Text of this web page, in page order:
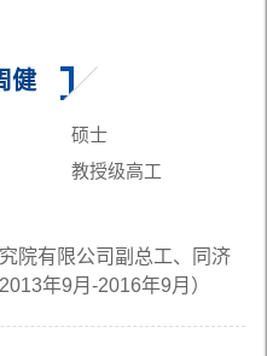
健
硕士
教授级高工
院有限公司副总工、同济
年9月-2016年9月）